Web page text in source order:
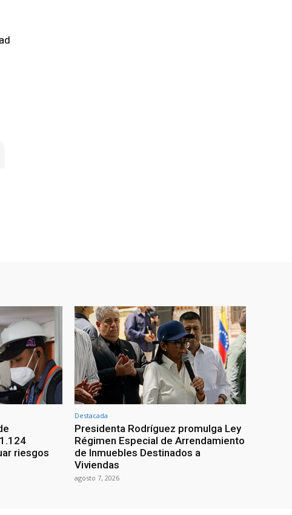
riesgos
Destacada
Presidenta Rodríguez promulga Ley
Régimen Especial de Arrendamiento
de Inmuebles Destinados a
Viviendas
agosto 7, 2026